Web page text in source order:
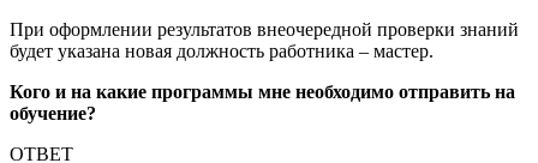
При оформлении результатов внеочередной проверки знаний
будет указана новая должность работника – мастер.
Кого и на какие программы мне необходимо отправить на
обучение?
ОТВЕТ